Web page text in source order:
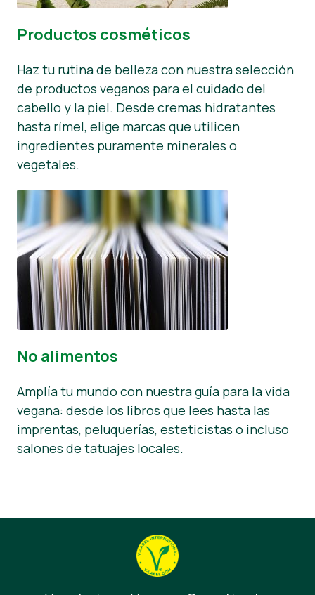
Productos cosméticos
Haz tu rutina de belleza con nuestra selección
de productos veganos para el cuidado del
cabello y la piel. Desde cremas hidratantes
hasta rímel, elige marcas que utilicen
ingredientes puramente minerales o
vegetales.
No alimentos
Amplía tu mundo con nuestra guía para la vida
vegana: desde los libros que lees hasta las
imprentas, peluquerías, esteticistas o incluso
salones de tatuajes locales.